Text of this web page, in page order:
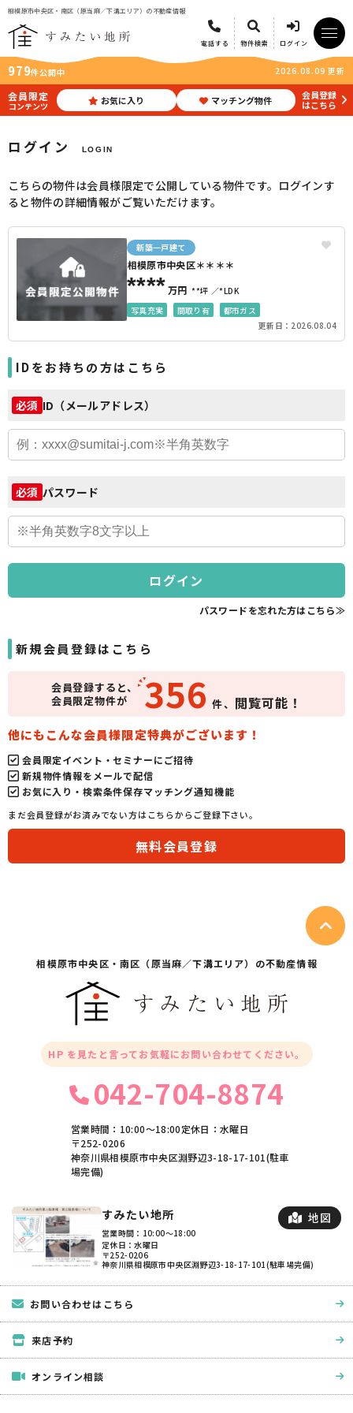
相模原市中央区・南区（原当麻／下溝エリア）の不動産情報
電話する 物件検索 ログイン
979件公開中 2026.08.09 更新
会員限定
コンテンツ お気に入り マッチング物件
会員登録
はこちら
ログイン LOGIN
こちらの物件は会員様限定で公開している物件です。ログインす
ると物件の詳細情報がご覧いただけます。
新築一戸建て
相模原市中央区＊＊＊＊
****万円 **坪
*LDK
写真充実
間取り有
都市ガス
更新日：2026.08.04
IDをお持ちの方はこちら
必須 ID（メールアドレス）
必須 パスワード
ログイン
パスワードを忘れた方はこちら≫
新規会員登録はこちら
会員登録すると、
会員限定物件が
356 件、 閲覧可能！
他にもこんな会員様限定特典がございます！
会員限定イベント・セミナーにご招待
新規物件情報をメールで配信
お気に入り・検索条件保存マッチング通知機能
まだ会員登録がお済みでない方はこちらからご登録下さい。
無料会員登録
相模原市中央区・ 南区（原当麻／下溝エリア）の不動産情報
HP を見たと言ってお気軽にお問い合わせてください。
042-704-8874
営業時間：10:00〜18:00定休日：水曜日
〒252-0206
神奈川県相模原市中央区淵野辺3-18-17-101(駐車
場完備)
すみたい地所
営業時間：10:00〜18:00
定休日：水曜日
〒252-0206
神奈川県相模原市中央区淵野辺3-18-17-101(駐車場完備)
地図
お問い合わせはこちら
来店予約
オンライン相談